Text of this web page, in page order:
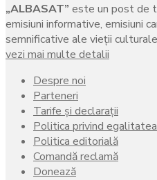
„ALBASAT” este un post de
emisiuni informative, emisiuni
semnificative ale vieţii
vezi mai multe detalii
Despre noi
Parteneri
Tarife și declarații
Politica privind
Politica editorială
Comandă reclamă
Donează